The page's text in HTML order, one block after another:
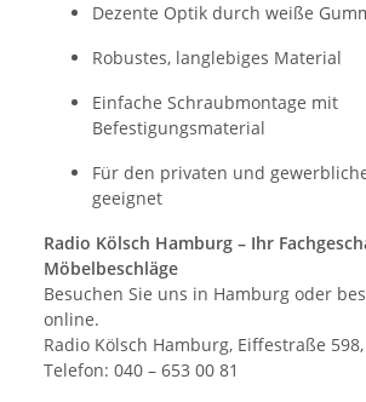
Dezente Optik durch weiße
Robustes, langlebiges Material
Einfache Schraubmontage mit
Befestigungsmaterial
Für den privaten und
geeignet
Radio Kölsch Hamburg – Ihr
Möbelbeschläge
Besuchen Sie uns in Hamburg oder
online.
Radio Kölsch Hamburg, Eiffestraße
Telefon: 040 – 653 00 81